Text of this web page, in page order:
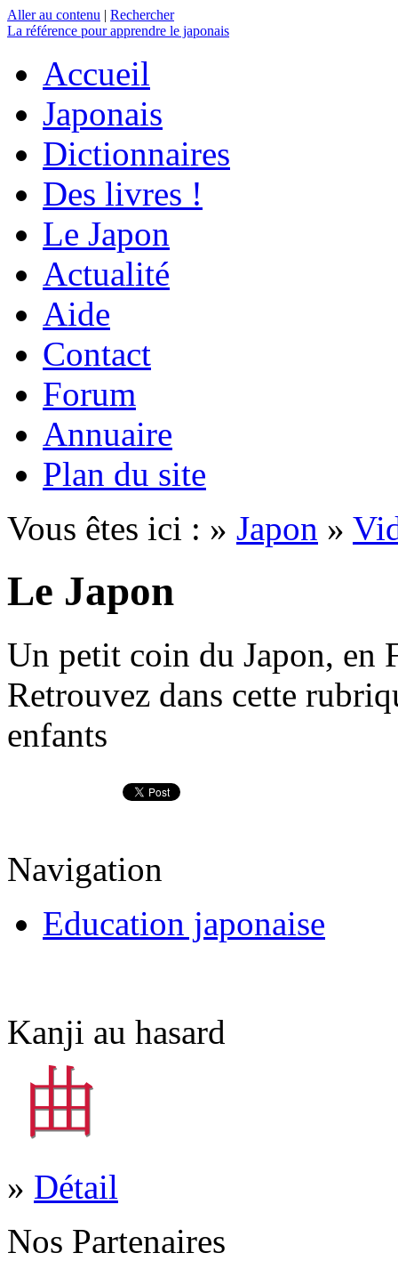
Aller au contenu | Rechercher
La référence pour apprendre le japonais
Accueil
Japonais
Dictionnaires
Des livres !
Le Japon
Actualité
Aide
Contact
Forum
Annuaire
Plan du site
Vous êtes ici : » Japon »
Le Japon
Un petit coin du Japon, en
Retrouvez dans cette
enfants
Navigation
Education japonaise
Kanji au hasard
» Détail
Nos Partenaires